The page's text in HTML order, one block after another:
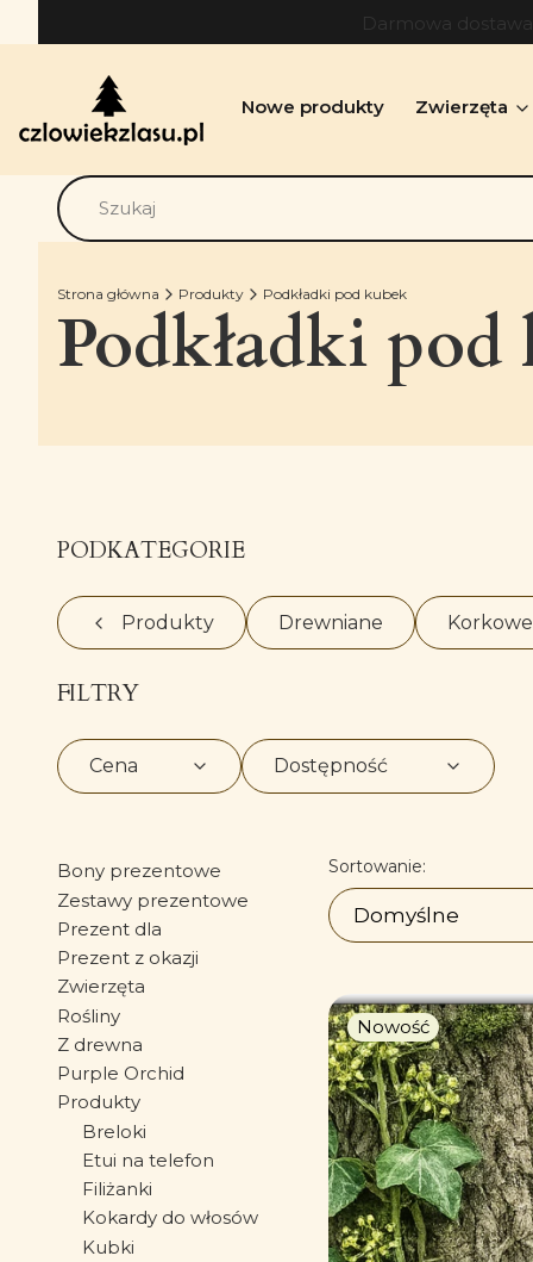
Darmowa
Nowe produkty Zwierzęta
Strona główna Produkty Podkładki pod kubek
Podkładki pod
PODKATEGORIE
Produkty Drewniane Korkowe
FILTRY
Cena Dostępność
Bony prezentowe
Zestawy prezentowe
Prezent dla
Prezent z okazji
Zwierzęta
Rośliny
Z drewna
Purple Orchid
Produkty
Breloki
Etui na telefon
Filiżanki
Kokardy do włosów
Kubki
Lista
Sortowanie:
Domyślne
Nowość